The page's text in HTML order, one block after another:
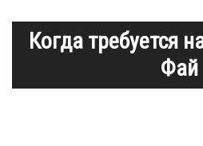
Когда требуется
Фай